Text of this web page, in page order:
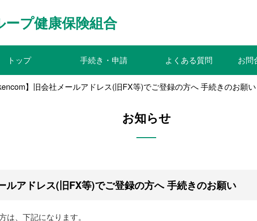
プ健康保険組合
トップ 手続き・申請 よくある質問 お問
kencom】旧会社メールアドレス(旧FX等)でご登録の方へ 手続きのお願い
お知らせ
ルアドレス(旧FX等)でご登録の方へ 手続きのお願い
は、下記になります。